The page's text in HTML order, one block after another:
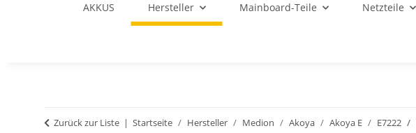
AKKUS Hersteller Mainboard-Teile Netzteile
Zurück zur Liste Startseite Hersteller Medion Akoya Akoya E E7222